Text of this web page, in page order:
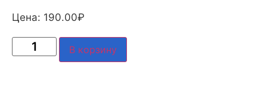
Цена: 190.00₽
В корзину